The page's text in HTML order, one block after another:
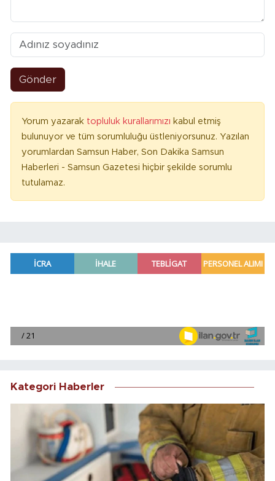
Gönder
Yorum yazarak topluluk kurallarımızı kabul etmiş
bulunuyor ve tüm sorumluluğu üstleniyorsunuz. Yazılan
yorumlardan Samsun Haber, Son Dakika Samsun
Haberleri - Samsun Gazetesi hiçbir şekilde sorumlu
tutulamaz.
Kategori Haberler